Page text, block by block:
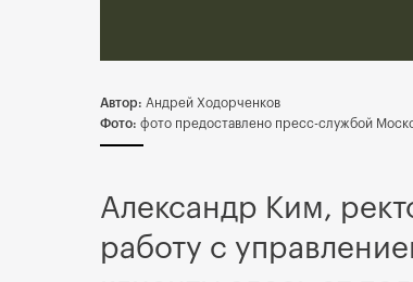
Автор: Андрей Ходорченков
Фото: фото предоставлено пресс-службой
Александр Ким,
работу с